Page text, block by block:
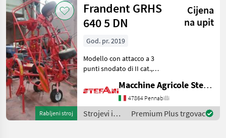
Kategorija 4 Država Filtri
TRENUTNA
STAZA
Poljoprivredna
tehnika
Strojevi I
Oprema
Za Travu I
Baliranje
Poništi
Prikaži 1
rezultata
Rabljeni stroj
Frandent GRHS
640 5 DN
Cijena
na upit
God. pr. 2019
Modello con attacco a 3
punti snodato di II cat.,
rotoriØ 135 cm con 5
640 cm, dispositivo
automatico per l'
Macchine Agricole Stefani Luciano
47864 Pennabilli
Strojevi i
oprema za
Premium Plus trgovac